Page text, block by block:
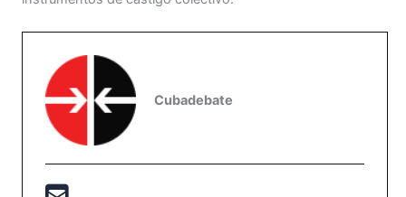
Cubadebate